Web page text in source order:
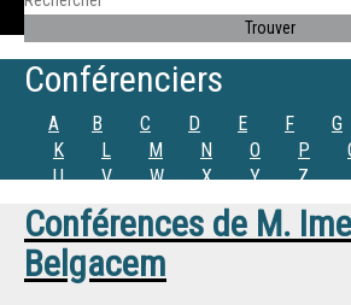
Conférenciers
A B C D E F G
K
L M N O P
U
V W X Y Z
Conférences de M.
Belgacem